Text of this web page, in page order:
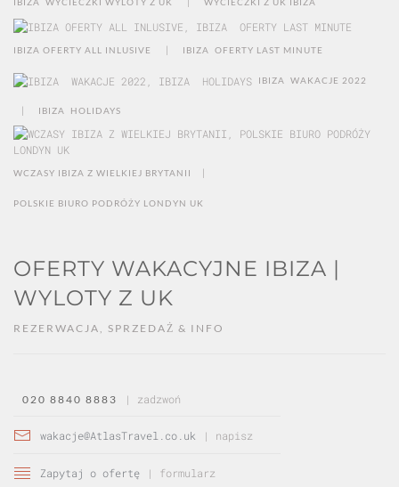
IBIZA OFERTY ALL INLUSIVE | IBIZA OFERTY LAST MINUTE
IBIZA WAKACJE 2022
| IBIZA HOLIDAYS
WCZASY IBIZA Z WIELKIEJ BRYTANII |
POLSKIE BIURO PODRÓŻY LONDYN UK
OFERTY WAKACYJNE IBIZA |
WYLOTY Z UK
REZERWACJA, SPRZEDAŻ & INFO
020 8840 8883 | zadzwoń
wakacje@AtlasTravel.co.uk | napisz
Zapytaj o ofertę | formularz